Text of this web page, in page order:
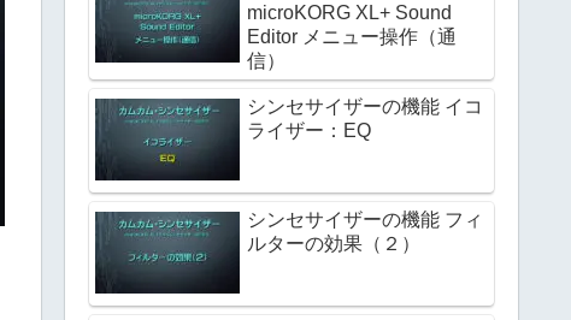
microKORG XL+ Sound
Editor メニュー操作（通
信）
シンセサイザーの機能 イコ
ライザー：EQ
シンセサイザーの機能 フィ
ルターの効果（２）